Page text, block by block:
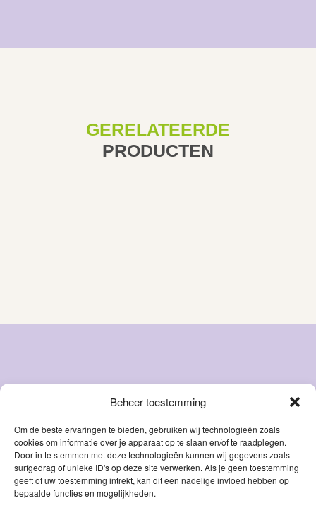
Beheer toestemming
Om de beste ervaringen te bieden, gebruiken wij technologieën zoals
cookies om informatie over je apparaat op te slaan en/of te raadplegen.
Door in te stemmen met deze technologieën kunnen wij gegevens zoals
surfgedrag of unieke ID's op deze site verwerken. Als je geen toestemming
geeft of uw toestemming intrekt, kan dit een nadelige invloed hebben op
bepaalde functies en mogelijkheden.
GERELATEERDE
PRODUCTEN
Snacks
Droog
voer
Accessoires
Over ons
Blog
Contact
Mijn account